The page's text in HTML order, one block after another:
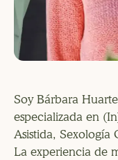
Soy Bárbara
especializada en
Asistida, Sexología
La experiencia de